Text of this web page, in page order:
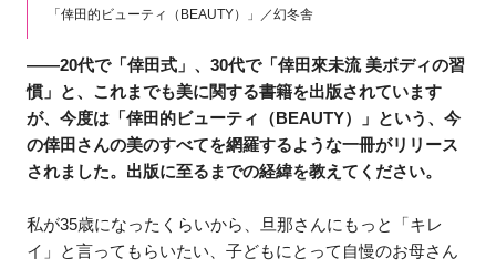
「倖田的ビューティ（BEAUTY）」／幻冬舎
――20代で「倖田式」、30代で「倖田來未流 美ボディの習
慣」と、これまでも美に関する書籍を出版されています
が、今度は「倖田的ビューティ（BEAUTY）」という、今
の倖田さんの美のすべてを網羅するような一冊がリリース
されました。出版に至るまでの経緯を教えてください。
私が35歳になったくらいから、旦那さんにもっと「キレ
イ」と言ってもらいたい、子どもにとって自慢のお母さん